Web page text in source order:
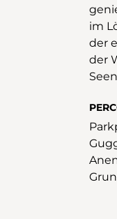
im
der
der